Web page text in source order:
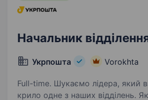
Начальник
Укрпошта Vorokhta
Full-time. Шукаємо лідера, який візьме під
крило одне з наших відділень.